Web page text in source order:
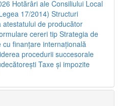
Hotărâri ale Consiliului Local
17/2014) Structuri
de producător
cereri tipStrategia de
cu finanţare internaţională
procedurii succesorale
Taxe şi impozite